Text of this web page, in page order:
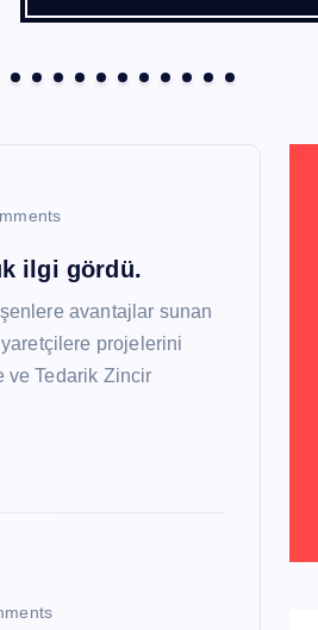
ilgi gördü.
avantajlar sunan
projelerini
ve Tedarik Zincir